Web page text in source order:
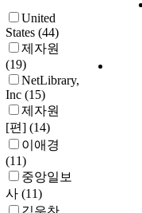
United
States (44)
제자원
(19)
NetLibrary,
Inc (15)
제자원
[편] (14)
이애경
(11)
중앙일보
사 (11)